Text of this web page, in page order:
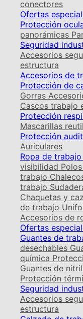
conectores
Ofertas
Protección
panorámicas
Seguridad
Accesorios
estructura
Accesorios de
Protección de
Gorras
Cascos trabajo
Protección
Mascarillas
Protección
Auriculares
Ropa de trabajo
visibilidad
trabajo
trabajo
Chaquetas y
de trabajo
Accesorios de
Ofertas
Guantes de
desechables
química
Guantes de
Protección
Seguridad
Accesorios
estructura